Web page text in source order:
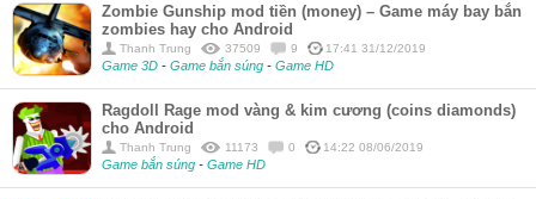
Zombie Gunship mod tiền (money) – Game máy bay bắn
zombies hay cho Android
Thanh Trung 37509 9 17:41 31/12/2019
Game 3D - Game bắn súng - Game HD
Ragdoll Rage mod vàng & kim cương (coins diamonds)
cho Android
Thanh Trung 11173 0 14:22 08/06/2019
Game bắn súng - Game HD